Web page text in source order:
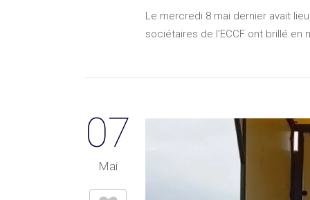
Le mercredi 8 mai dernier avait
sociétaires de l'ECCF ont brillé
07
Mai